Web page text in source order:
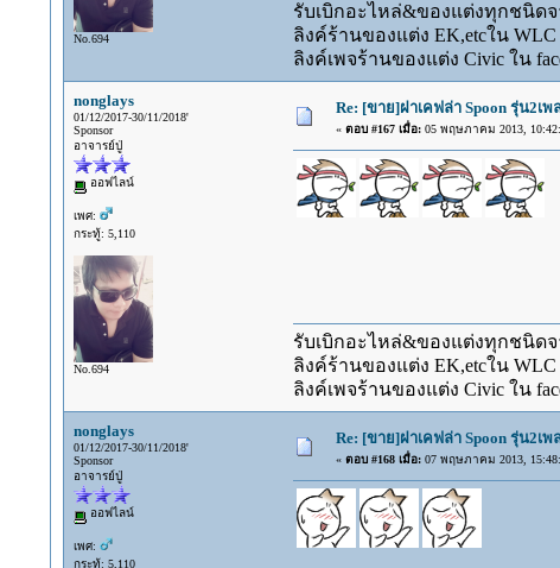
No.694
รับเบิกอะไหล่&ของแต่งทุกชนิด
ลิงค์ร้านของแต่ง EK,etcใน WLC
ลิงค์เพจร้านของแต่ง Civic ใน
nonglays
01/12/2017-30/11/2018'
Sponsor
อาจารย์ปู่
ออฟไลน์
เพศ:
กระทู้: 5,110
No.694
Re: [ขาย]ฝาเคฟล่า Spoon รุ่น2เ
« ตอบ #167 เมื่อ:05 พฤษภาคม 2013,
รับเบิกอะไหล่&ของแต่งทุกชนิด
ลิงค์ร้านของแต่ง EK,etcใน WLC
ลิงค์เพจร้านของแต่ง Civic ใน
nonglays
01/12/2017-30/11/2018'
Sponsor
อาจารย์ปู่
ออฟไลน์
เพศ:
กระทู้: 5,110
Re: [ขาย]ฝาเคฟล่า Spoon รุ่น2เ
« ตอบ #168 เมื่อ:07 พฤษภาคม 2013,